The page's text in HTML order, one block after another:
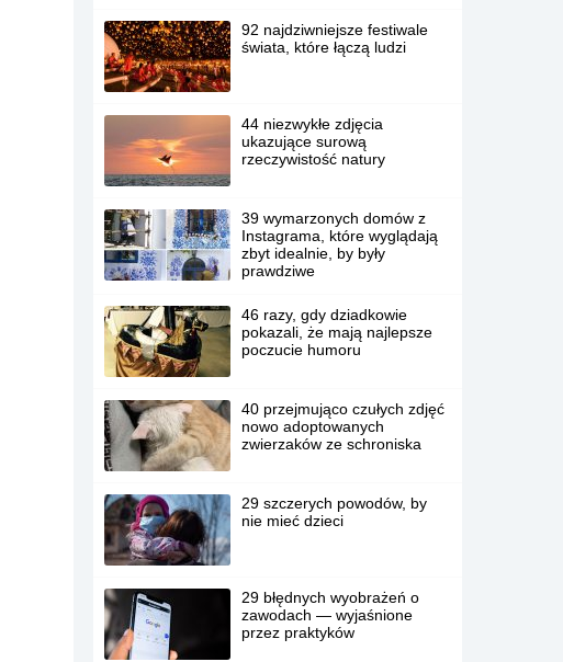
92 najdziwniejsze festiwale
świata, które łączą ludzi
44 niezwykłe zdjęcia
ukazujące surową
rzeczywistość natury
39 wymarzonych domów z
Instagrama, które wyglądają
zbyt idealnie, by były
prawdziwe
46 razy, gdy dziadkowie
pokazali, że mają najlepsze
poczucie humoru
40 przejmująco czułych zdjęć
nowo adoptowanych
zwierzaków ze schroniska
29 szczerych powodów, by
nie mieć dzieci
29 błędnych wyobrażeń o
zawodach — wyjaśnione
przez praktyków